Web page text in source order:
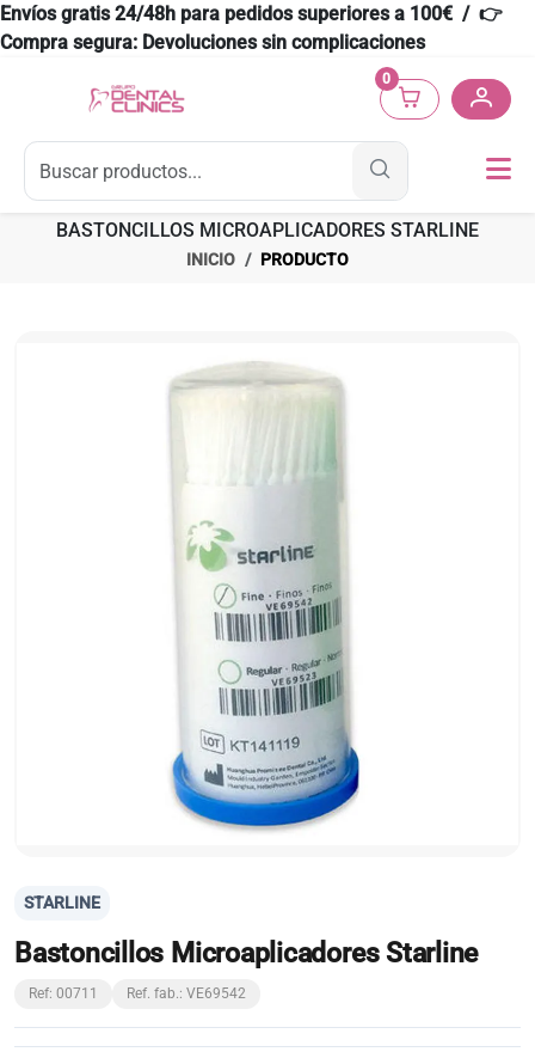
Envíos gratis 24/48h para pedidos superiores a 100€ / 👉
Compra segura: Devoluciones sin complicaciones
0
BASTONCILLOS MICROAPLICADORES STARLINE
INICIO PRODUCTO
STARLINE
Bastoncillos Microaplicadores Starline
Ref: 00711 Ref. fab.: VE69542